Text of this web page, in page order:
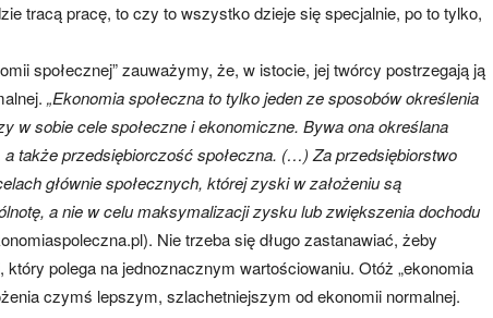
tracą pracę, to czy to wszystko dzieje się specjalnie, po to tylko,
społecznej” zauważymy, że, w istocie, jej twórcy postrzegają ją
„Ekonomia społeczna to tylko jeden ze sposobów określenia
w sobie cele społeczne i ekonomiczne. Bywa ona określana
także przedsiębiorczość społeczna. (…) Za przedsiębiorstwo
głównie społecznych, której zyski w założeniu są
a nie w celu maksymalizacji zysku lub zwiększenia dochodu
Nie trzeba się długo zastanawiać, żeby
polega na jednoznacznym wartościowaniu. Otóż „ekonomia
czymś lepszym, szlachetniejszym od ekonomii normalnej.